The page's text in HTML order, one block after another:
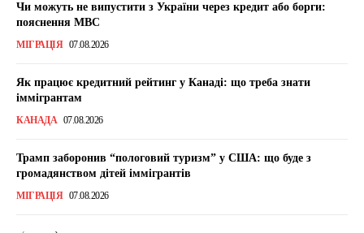
Чи можуть не випустити з України через кредит або борги:
пояснення МВС
МІГРАЦІЯ 07.08.2026
Як працює кредитний рейтинг у Канаді: що треба знати
іммігрантам
КАНАДА 07.08.2026
Трамп заборонив “пологовий туризм” у США: що буде з
громадянством дітей іммігрантів
МІГРАЦІЯ 07.08.2026